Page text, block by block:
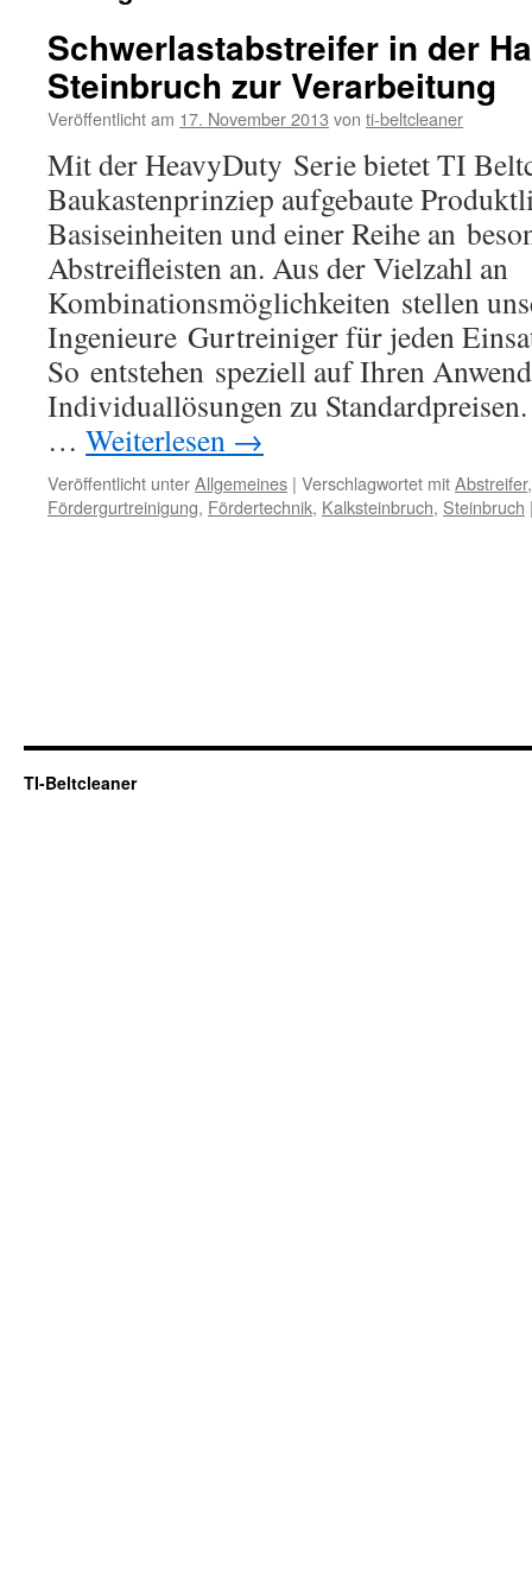
Schwerlastabstreifer in der
Steinbruch zur Verarbeitung
Veröffentlicht am 17. November 2013 von ti-beltcleaner
Mit der HeavyDuty Serie bietet TI
Baukastenprinziep aufgebaute
Basiseinheiten und einer Reihe an
Abstreifleisten an. Aus der Vielzahl an
Kombinationsmöglichkeiten stellen
Ingenieure Gurtreiniger für jeden
So entstehen speziell auf Ihren
Individuallösungen zu
… Weiterlesen →
Veröffentlicht unterAllgemeines | Verschlagwortet mitAbstreifer
Fördergurtreinigung, Fördertechnik, Kalksteinbruch, Steinbruch
TI-Beltcleaner